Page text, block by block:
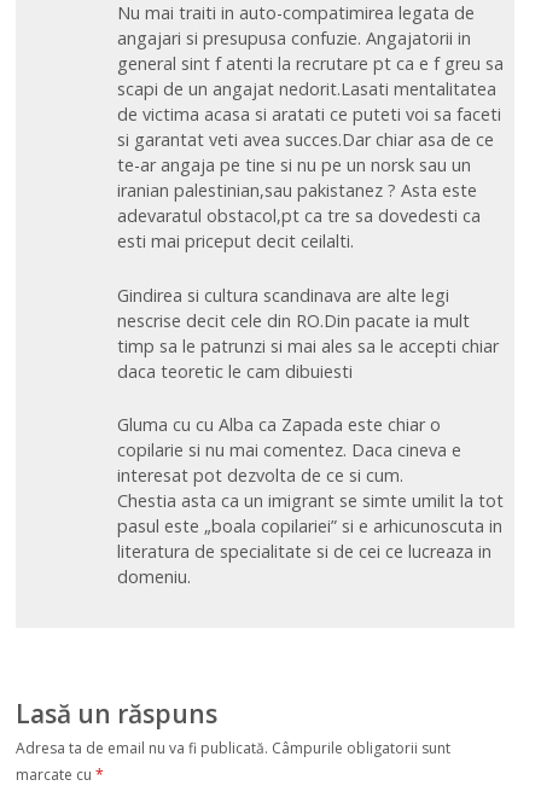
Nu mai traiti in auto-compatimirea legata de
angajari si presupusa confuzie. Angajatorii in
general sint f atenti la recrutare pt ca e f greu sa
scapi de un angajat nedorit.Lasati mentalitatea
de victima acasa si aratati ce puteti voi sa faceti
si garantat veti avea succes.Dar chiar asa de ce
te-ar angaja pe tine si nu pe un norsk sau un
iranian palestinian,sau pakistanez ? Asta este
adevaratul obstacol,pt ca tre sa dovedesti ca
esti mai priceput decit ceilalti.
Gindirea si cultura scandinava are alte legi
nescrise decit cele din RO.Din pacate ia mult
timp sa le patrunzi si mai ales sa le accepti chiar
daca teoretic le cam dibuiesti
Gluma cu cu Alba ca Zapada este chiar o
copilarie si nu mai comentez. Daca cineva e
interesat pot dezvolta de ce si cum.
Chestia asta ca un imigrant se simte umilit la tot
pasul este „boala copilariei” si e arhicunoscuta in
literatura de specialitate si de cei ce lucreaza in
domeniu.
Lasă un răspuns
Adresa ta de email nu va fi publicată. Câmpurile obligatorii sunt
marcate cu*